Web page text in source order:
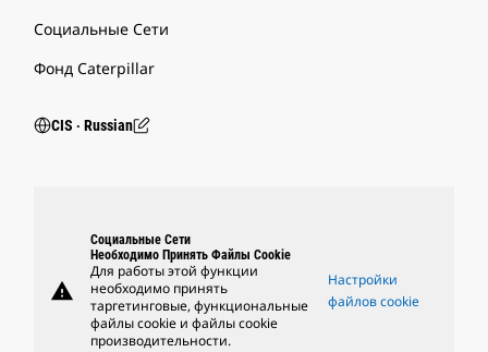
Социальные Сети
Фонд Caterpillar
CIS ‧ Russian
warning
Социальные Сети
Необходимо Принять Файлы Cookie
Для работы этой функции
необходимо принять
таргетинговые, функциональные
файлы cookie и файлы cookie
производительности.
Настройки
файлов cookie